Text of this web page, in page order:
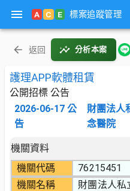
A C E 標案追蹤管理
返回 分析本案
護理APP軟體租賃
公開招標 公告
2026-06-17 公
告
財團法人
念醫院
機關資料
機關代碼
76215451
機關名稱
財團法人私